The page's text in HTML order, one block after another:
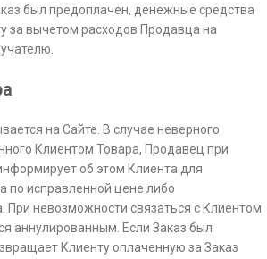
был предоплачен, денежные средства
за вычетом расходов Продавца на
на Сайте. В случае неверного
Клиентом Товара, Продавец при
об этом Клиента для
по исправленной цене либо
При невозможности связаться с Клиентом
аннулированным. Если Заказ был
Клиенту оплаченную за Заказ